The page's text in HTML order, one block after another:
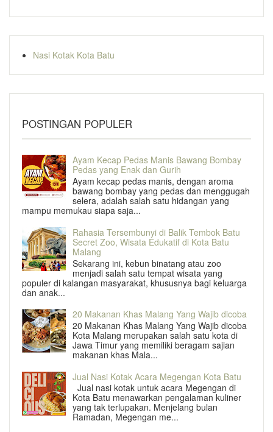
Nasi Kotak Kota Batu
POSTINGAN POPULER
Ayam Kecap Pedas Manis Bawang Bombay
Pedas yang Enak dan Gurih
Ayam kecap pedas manis, dengan aroma
bawang bombay yang pedas dan menggugah
selera, adalah salah satu hidangan yang
mampu memukau siapa saja...
Rahasia Tersembunyi di Balik Tembok Batu
Secret Zoo, Wisata Edukatif di Kota Batu
Malang
Sekarang ini, kebun binatang atau zoo
menjadi salah satu tempat wisata yang
populer di kalangan masyarakat, khususnya bagi keluarga
dan anak...
20 Makanan Khas Malang Yang Wajib dicoba
20 Makanan Khas Malang Yang Wajib dicoba
Kota Malang merupakan salah satu kota di
Jawa Timur yang memiliki beragam sajian
makanan khas Mala...
Jual Nasi Kotak Acara Megengan Kota Batu
Jual nasi kotak untuk acara Megengan di
Kota Batu menawarkan pengalaman kuliner
yang tak terlupakan. Menjelang bulan
Ramadan, Megengan me...